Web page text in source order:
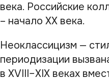
века. Российские
– начало XX века.
Неоклассицизм —
периодизации
в XVIII–XIX веках